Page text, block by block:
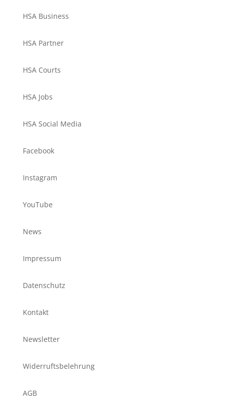
HSA Business
HSA Partner
HSA Courts
HSA Jobs
HSA Social Media
Facebook
Instagram
YouTube
News
Impressum
Datenschutz
Kontakt
Newsletter
Widerruftsbelehrung
AGB